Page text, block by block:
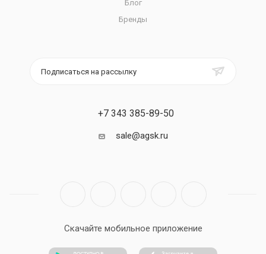
Блог
Бренды
Подписаться на рассылку
+7 343 385-89-50
sale@agsk.ru
Скачайте мобильное приложение